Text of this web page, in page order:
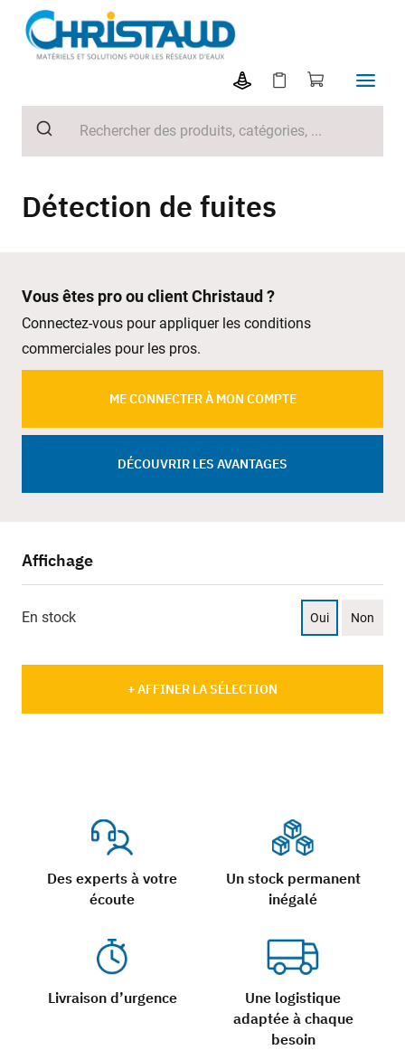
Détection de fuites
Vous êtes pro ou client Christaud ?
Connectez-vous pour appliquer les conditions
commerciales pour les pros.
ME CONNECTER À MON COMPTE
DÉCOUVRIR LES AVANTAGES
Affichage
En stock Oui Non
+ AFFINER LA SÉLECTION
Des experts à votre
écoute
Un stock permanent
inégalé
Livraison d’urgence
Une logistique
adaptée à chaque
besoin